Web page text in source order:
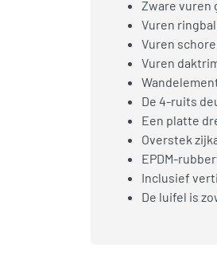
Zware vuren
Vuren
Vuren
Vuren
De 4-ruits
Een platte
Overstek
EPDM-
Inclusief
De luifel is